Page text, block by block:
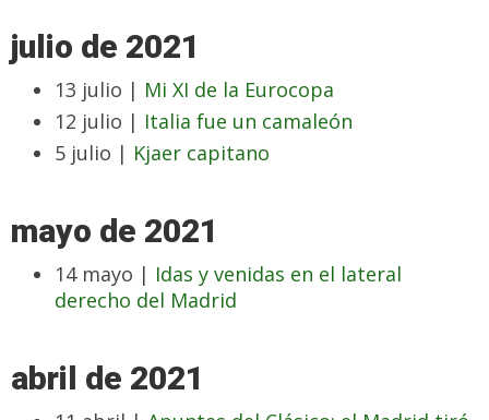
julio de 2021
13 julio | Mi XI de la Eurocopa
12 julio | Italia fue un camaleón
5 julio | Kjaer capitano
mayo de 2021
14 mayo | Idas y venidas en el lateral
derecho del Madrid
abril de 2021